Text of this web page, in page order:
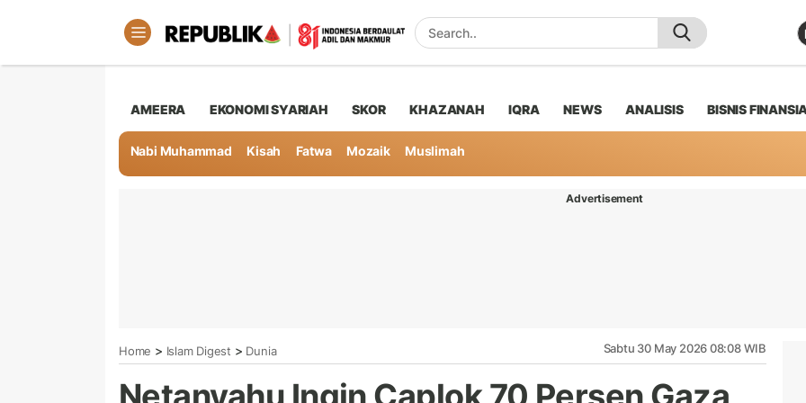
AMEERA EKONOMI SYARIAH SKOR KHAZANAH IQRA NEWS ANALISIS BISNIS
Nabi Muhammad Kisah Fatwa Mozaik Muslimah
Advertisement
Home > Islam Digest > Dunia Sabtu 30 May 2026 08:08 WIB